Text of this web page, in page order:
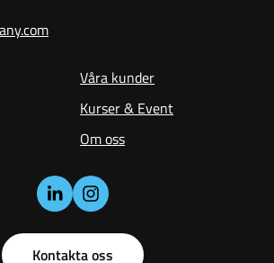
Våra kunder
Kurser & Event
Om oss
Kontakta oss